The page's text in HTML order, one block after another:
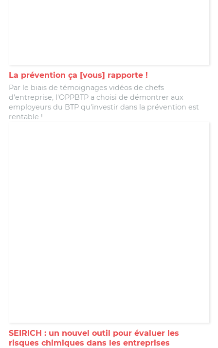
La prévention ça [vous] rapporte !
Par le biais de témoignages vidéos de chefs
d'entreprise, l'OPPBTP a choisi de démontrer aux
employeurs du BTP qu'investir dans la prévention est
rentable !
SEIRICH : un nouvel outil pour évaluer les
risques chimiques dans les entreprises